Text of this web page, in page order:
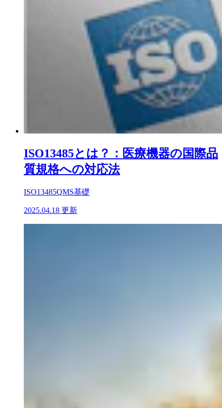
ISO13485とは？：医療機器の国際品
質規格への対応法
ISO13485QMS基礎
2025.04.18 更新